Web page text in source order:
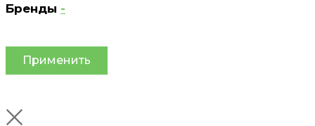
Бренды -
Применить